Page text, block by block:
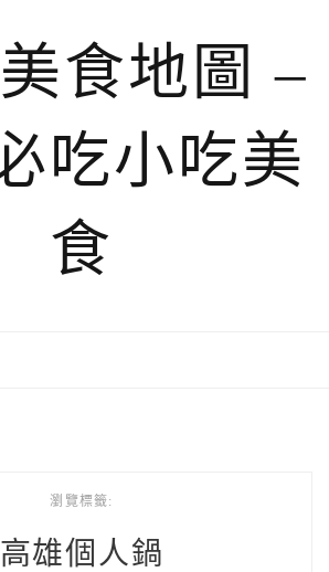
瀏覽標籤:
高雄個人鍋